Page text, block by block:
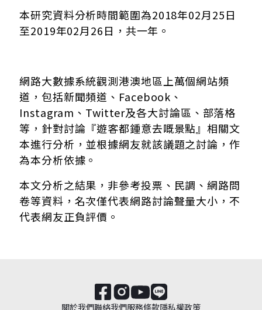
本研究資料分析時間範圍為2018年02月25日
至2019年02月26日，共一年。
網路大數據系統觀測港澳地區上萬個網站頻
道，包括新聞頻道、Facebook、
Instagram、Twitter及各大討論區、部落格
等，針對討論『遊客都鍾意去嘅景點』相關文
本進行分析，並根據網友就該議題之討論，作
為本分析依據。
本文分析之結果，非參考投票、民調、網路問
卷等資料，名次僅代表網路討論聲量大小，不
代表網友正負評價。
關於我們聯絡我們服務條款隱私權政策